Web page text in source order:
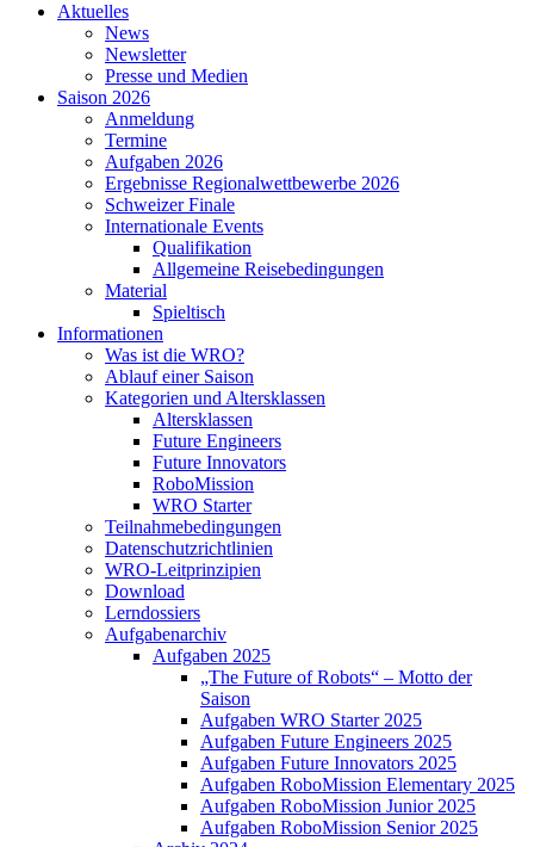
Aktuelles
News
Newsletter
Presse und Medien
Saison 2026
Anmeldung
Termine
Aufgaben 2026
Ergebnisse Regionalwettbewerbe 2026
Schweizer Finale
Internationale Events
Qualifikation
Allgemeine Reisebedingungen
Material
Spieltisch
Informationen
Was ist die WRO?
Ablauf einer Saison
Kategorien und Altersklassen
Altersklassen
Future Engineers
Future Innovators
RoboMission
WRO Starter
Teilnahmebedingungen
Datenschutzrichtlinien
WRO-Leitprinzipien
Download
Lerndossiers
Aufgabenarchiv
Aufgaben 2025
„The Future of Robots“ – Motto der
Saison
Aufgaben WRO Starter 2025
Aufgaben Future Engineers 2025
Aufgaben Future Innovators 2025
Aufgaben RoboMission Elementary 2025
Aufgaben RoboMission Junior 2025
Aufgaben RoboMission Senior 2025